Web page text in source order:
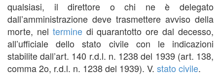
qualsiasi, il direttore o chi ne è delegato
dall’amministrazione deve trasmettere avviso della
morte, nel terminedi quarantotto ore dal decesso,
all’ufficiale dello stato civile con le indicazioni
stabilite dall’art. 140 r.d.l. n. 1238 del 1939 (art. 138,
comma 2o, r.d.l. n. 1238 del 1939). V. stato civile.